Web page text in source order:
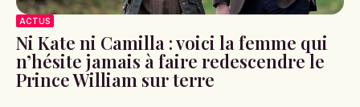
ACTUS
Ni Kate ni Camilla : voici la femme qui
n’hésite jamais à faire redescendre le
Prince William sur terre